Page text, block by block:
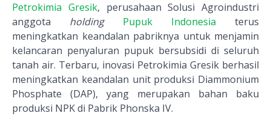
Petrokimia Gresik, perusahaan Solusi Agroindustri
anggota holding Pupuk Indonesia terus
meningkatkan keandalan pabriknya untuk menjamin
kelancaran penyaluran pupuk bersubsidi di seluruh
tanah air. Terbaru, inovasi Petrokimia Gresik berhasil
meningkatkan keandalan unit produksi Diammonium
Phosphate (DAP), yang merupakan bahan baku
produksi NPK di Pabrik Phonska IV.